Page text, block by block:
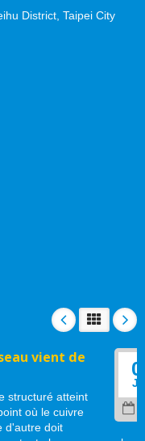
District, Taipei City
vient de
structuré atteint
où le cuivre
d'autre doit